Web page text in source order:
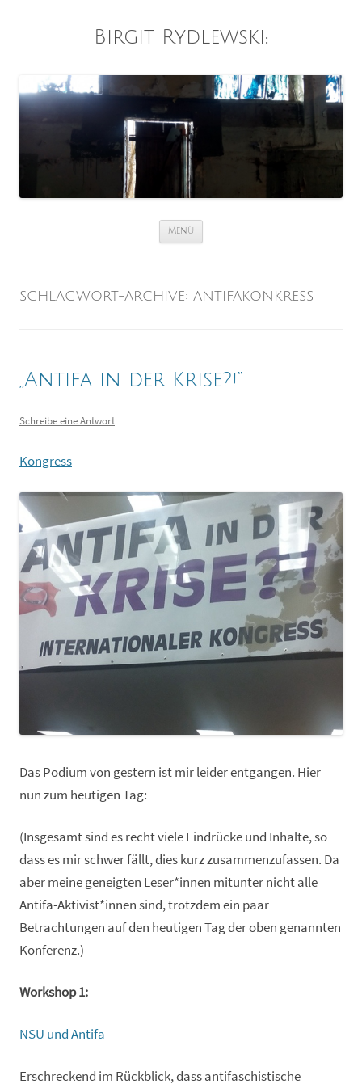
Birgit Rydlewski :
Menü
SCHLAGWORT-ARCHIVE: ANTIFAKONKRESS
„Antifa in der Krise?!“
Schreibe eine Antwort
Kongress
Das Podium von gestern ist mir leider entgangen. Hier
nun zum heutigen Tag:
(Insgesamt sind es recht viele Eindrücke und Inhalte, so
dass es mir schwer fällt, dies kurz zusammenzufassen. Da
aber meine geneigten Leser*innen mitunter nicht alle
Antifa-Aktivist*innen sind, trotzdem ein paar
Betrachtungen auf den heutigen Tag der oben genannten
Konferenz.)
Workshop 1:
NSU und Antifa
Erschreckend im Rückblick, dass antifaschistische